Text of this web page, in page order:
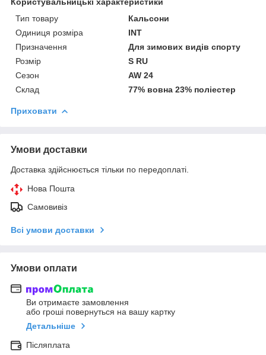
Тип товару
Кальсони
Одиниця розміра
INT
Призначення
Для зимових видiв спорту
Розмір
S RU
Сезон
AW 24
Склад
77% вовна 23% поліестер
Приховати
Умови доставки
Доставка здійснюється тільки по передоплаті.
Нова Пошта
Самовивіз
Всі умови доставки
Умови оплати
Ви отримаєте замовлення
або гроші повернуться на вашу картку
Детальніше
Післяплата